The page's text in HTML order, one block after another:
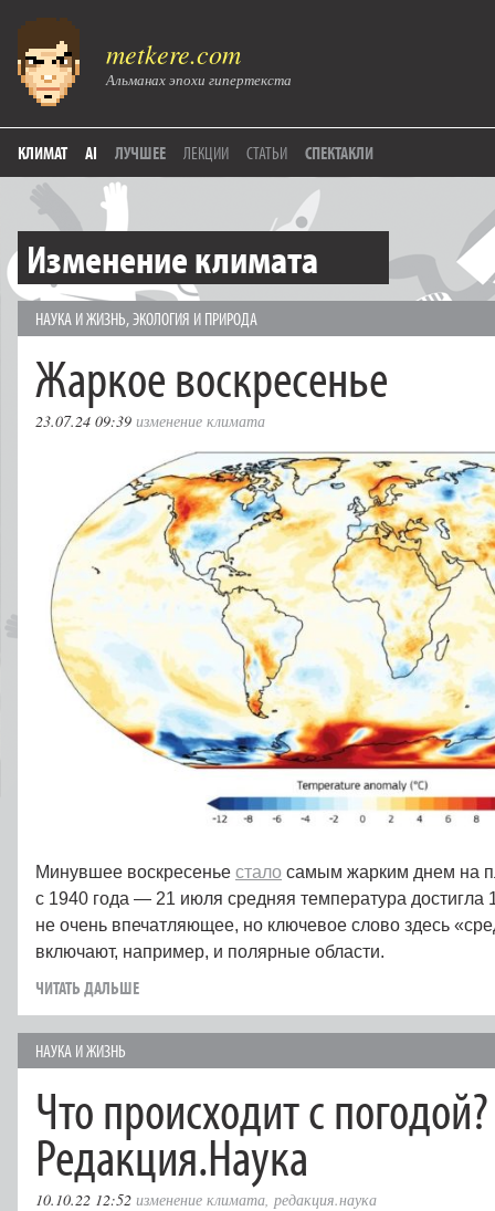
metkere.com
Альманах эпохи гипертекста
КЛИМАТ AI ЛУЧШЕЕ ЛЕКЦИИ СТАТЬИ СПЕКТАКЛИ
Изменение климата
НАУКА И ЖИЗНЬ,ЭКОЛОГИЯ И ПРИРОДА
Жаркое воскресенье
23.07.24 09:39 изменение климата
Минувшее воскресенье стало самым жарким днем на
с 1940 года — 21 июля средняя температура достигла
не очень впечатляющее, но ключевое слово здесь
включают, например, и полярные области.
ЧИТАТЬ ДАЛЬШЕ
НАУКА И ЖИЗНЬ
Что происходит с
Редакция.Наука
10.10.22 12:52 изменение климата, редакция.наука